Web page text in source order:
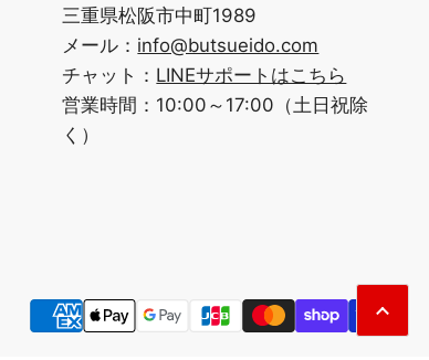
三重県松阪市中町1989
メール： info@butsueido.com
チャット： LINEサポートはこちら
営業時間：10:00～17:00（土日祝除
く）